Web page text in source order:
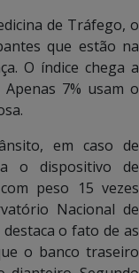
de Tráfego, o
que estão na
O índice chega a
7% usam o
em caso de
o dispositivo de
peso 15 vezes
Nacional de
o fato de as
o banco traseiro